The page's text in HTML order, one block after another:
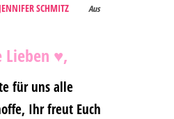
SCHMITZ Aus
♥,
für uns alle
Ihr freut Euch